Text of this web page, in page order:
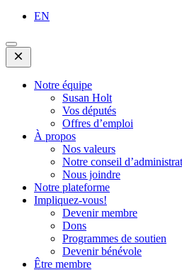
EN
Open
Mobile
Menu
Notre équipe
Susan Holt
Vos députés
Offres d’emploi
À propos
Nos valeurs
Notre conseil
Nous joindre
Notre plateforme
Impliquez-vous!
Devenir membre
Dons
Programmes de soutien
Devenir bénévole
Être membre